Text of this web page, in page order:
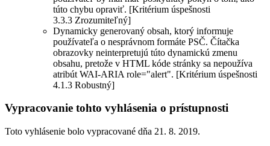
túto chybu opraviť. [Kritérium úspešnosti
3.3.3 Zrozumiteľný]
Dynamicky generovaný obsah, ktorý informuje
používateľa o nesprávnom formáte PSČ. Čítačka
obrazovky neinterpretujú túto dynamickú zmenu
obsahu, pretože v HTML kóde stránky sa nepoužíva
atribút WAI-ARIA role="alert". [Kritérium úspešnosti
4.1.3 Robustný]
Vypracovanie tohto vyhlásenia o prístupnosti
Toto vyhlásenie bolo vypracované dňa 21. 8. 2019.